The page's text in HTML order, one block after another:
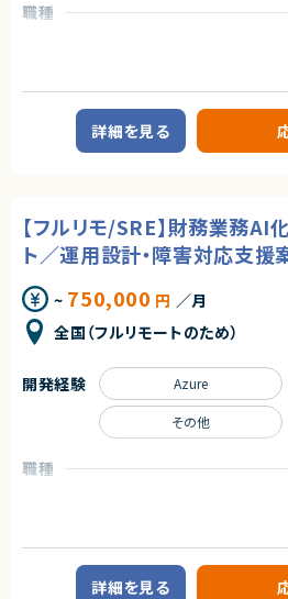
エージェントから
◎設計から評価、不具合解析まで幅広く担当
方におすすめです！
◎ハードウェアに近いレイヤーでの開発経験
らに磨けます！
◎既に複数名体制で参画しているため、プロ
■チーム構成
■その他補足
・担当案件数は5～10件程度
・フルリモート勤務可 ※東京近郊在住者は
・Web広告運用経験2年以上、Google広告
よび検索（リスティング）運用経験
・入稿・設定変更・媒体オペレーションを主
・正確性とスピードを両立して業務遂行でき
スカレーションできること
■尚可スキル
BIツールでのレポート・ダッシュボード構築経
・配信データの分析による改善提案経験、
た業務効率化経験
・ナショナルクライアントなど大規模案件の運
■求める人物像
・正確性を重視しながらスピード感を持っ
契約形態
業務委託(準委任契約)
職種
・大手企業グループが展開するBtoB向けデ
■業務内容
・TOPページ、サービスページのSEO改善
び改善対応
・GA4、Clarity等を用いたユーザー行動分析
・LP、CTA、フォーム改修によるCVR改善
・A/Bテストの企画、実行、効果検証
・SEO流入データを踏まえた施策優先順位
・仮説立案から施策実行、効果検証までの
・マーケティングチームおよび開発者との各
詳細を見る
【フルリモ/SRE】財務業務AI
ト／運用設計・障害対応支援
~ 750,000 円 ／月
全国（フルリモートのため）
職種
業務内容
■案件概要
財務業務の効率化を目的とした生成AIシス
開発経験 Azure
その他
詳細を見る